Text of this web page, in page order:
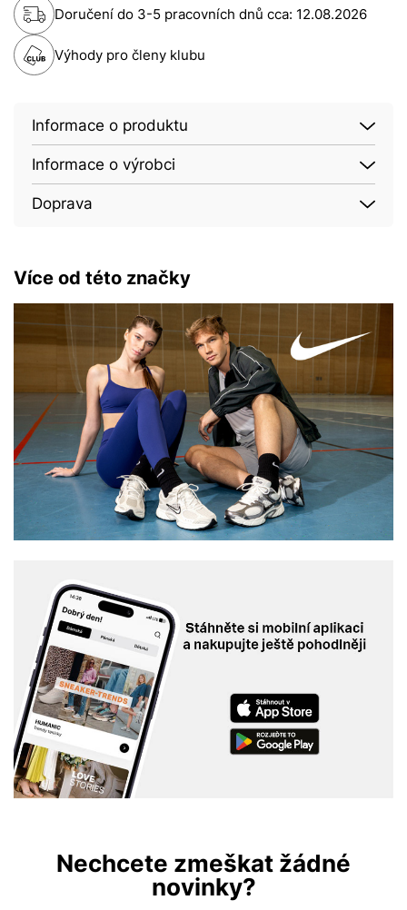
Doručení do 3-5 pracovních dnů cca: 12.08.2026
Výhody pro členy klubu
Informace o produktu
Informace o výrobci
Doprava
Více od této značky
Nechcete zmeškat žádné
novinky?